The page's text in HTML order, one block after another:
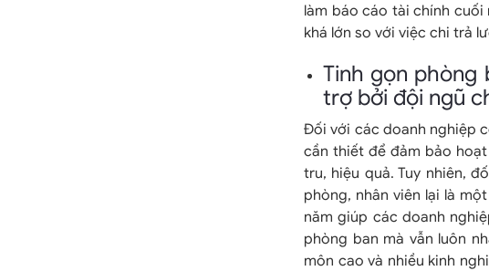
làm báo cáo tài chính
khá lớn so với việc chi trả
Tinh gọn phòng
trợ bởi đội ngũ
Đối với các doanh nghiệp
cần thiết để đảm bảo
tru, hiệu quả. Tuy nhiên,
phòng, nhân viên lại là
năm giúp các doanh
phòng ban mà vẫn luôn
môn cao và nhiều kinh